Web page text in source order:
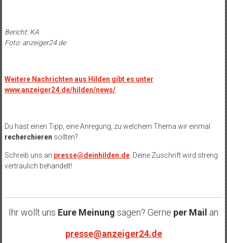
Bericht: KA
Foto: anzeiger24.de
Weitere Nachrichten aus Hilden gibt es unter
www.anzeiger24.de/hilden/news/
Du hast einen Tipp, eine Anregung, zu welchem Thema wir einmal
recherchieren sollten?
Schreib uns an presse@deinhilden.de. Deine Zuschrift wird streng
vertraulich behandelt!
Ihr wollt uns Eure Meinung sagen? Gerne per Mail an
presse@anzeiger24.de